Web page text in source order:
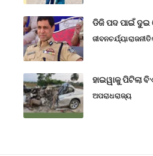
ଡିଜି ପଦ ପାଇଁ
ଜୀବନଚର୍ଯ୍ୟାରାଜନୀତି
ହାଇୱାକୁ ପିଟିଲା
ଅପରାଧରାଜ୍ୟ